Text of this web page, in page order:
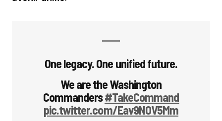
One legacy. One unified future.
We are the Washington
Commanders#TakeCommand
pic.twitter.com/Eav9NOV5Mm